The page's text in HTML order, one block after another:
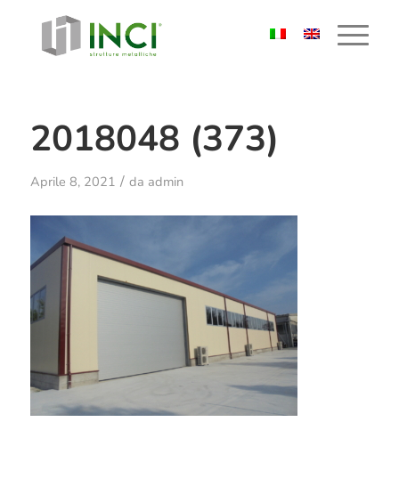
2018048 (373)
Aprile 8, 2021 / da admin